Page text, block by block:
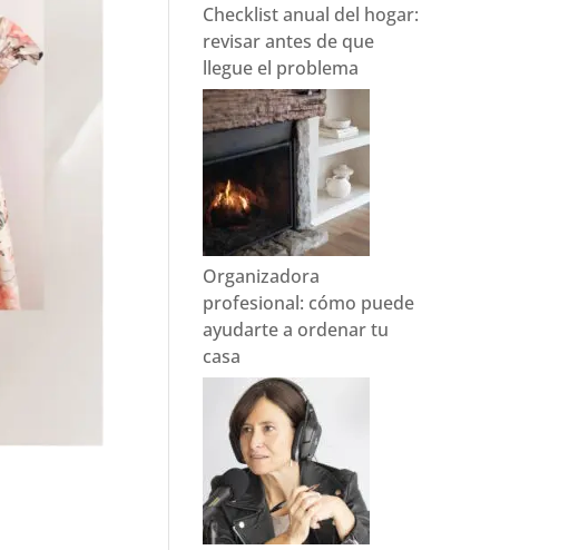
Checklist anual del hogar:
revisar antes de que
llegue el problema
Organizadora
profesional: cómo puede
ayudarte a ordenar tu
casa